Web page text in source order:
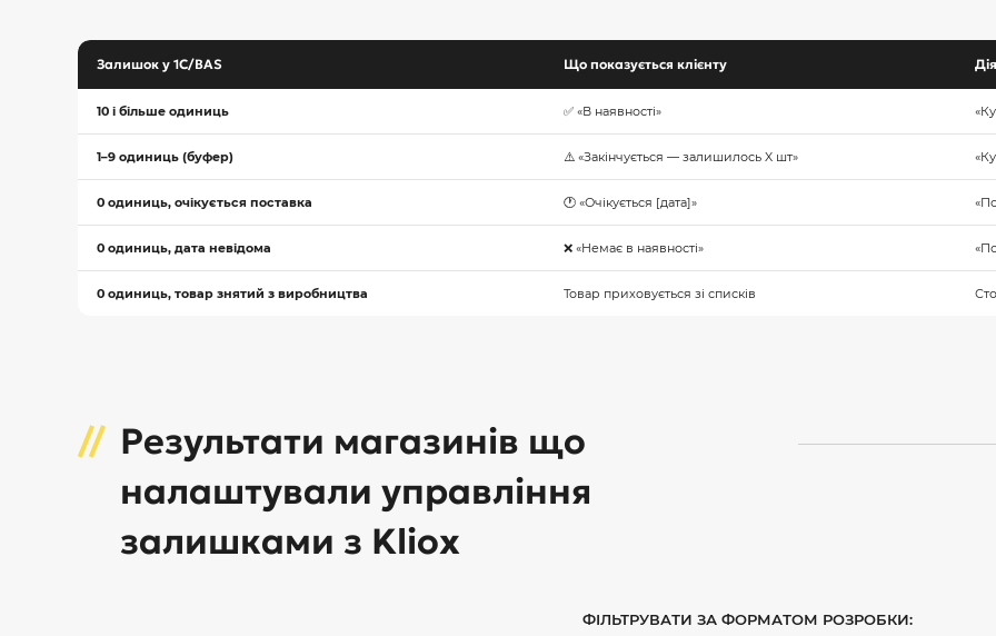
Залишок у 1С/BAS Що показується клієнту
10 і більше одиниць ✅ «В наявності»
1–9 одиниць (буфер) ⚠️ «Закінчується — залишилось X шт»
0 одиниць, очікується поставка 🕐 «Очікується [дата]»
0 одиниць, дата невідома ❌ «Немає в наявності»
0 одиниць, товар знятий з виробництва Товар приховується зі списків
Результати магазинів що
налаштували управління
залишками з Kliox
ФІЛЬТРУВАТИ ЗА ФОРМАТОМ РОЗРОБКИ: